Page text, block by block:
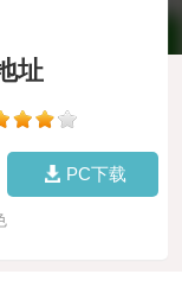
址
PC下载